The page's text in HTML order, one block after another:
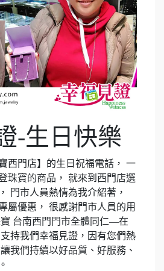
-生日快樂
西門店】的生日祝福電話， 一
珠寶的商品， 就來到西門店選
門市人員熱情為我介紹著，
屬優惠， 很感謝門市人員的用
台南西門門市全體同仁—在
持我們幸福見證，因有您們熱
我們持續以好品質、好服務、